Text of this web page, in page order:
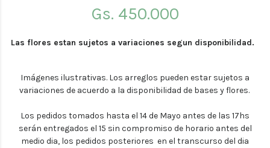
Gs. 450.000
Las flores estan sujetos a variaciones segun disponibilidad.
Imágenes ilustrativas. Los arreglos pueden estar sujetos a
variaciones de acuerdo a la disponibilidad de bases y flores.
Los pedidos tomados hasta el 14 de Mayo antes de las 17hs
serán entregados el 15 sin compromiso de horario antes del
medio dia, los pedidos posteriores en el transcurso del dia